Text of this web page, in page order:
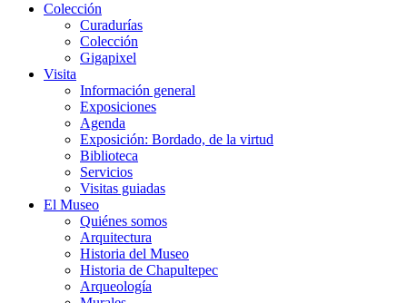
Colección
Curadurías
Colección
Gigapixel
Visita
Información general
Exposiciones
Agenda
Exposición: Bordado, de la virtud
Biblioteca
Servicios
Visitas guiadas
El Museo
Quiénes somos
Arquitectura
Historia del Museo
Historia de Chapultepec
Arqueología